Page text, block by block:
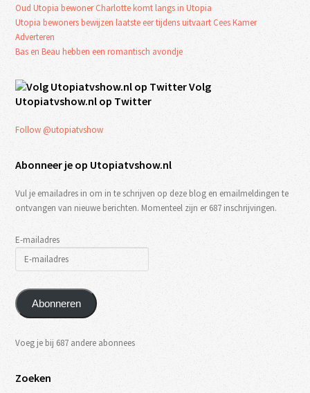
Oud Utopia bewoner Charlotte komt langs in Utopia
Utopia bewoners bewijzen laatste eer tijdens uitvaart Cees Kamer
Adverteren
Bas en Beau hebben een romantisch avondje
Volg
Utopiatvshow.nl op Twitter
Follow @utopiatvshow
Abonneer je op Utopiatvshow.nl
Vul je emailadres in om in te schrijven op deze blog en emailmeldingen te
ontvangen van nieuwe berichten. Momenteel zijn er 687 inschrijvingen.
E-mailadres
Abonneren
Voeg je bij 687 andere abonnees
Zoeken